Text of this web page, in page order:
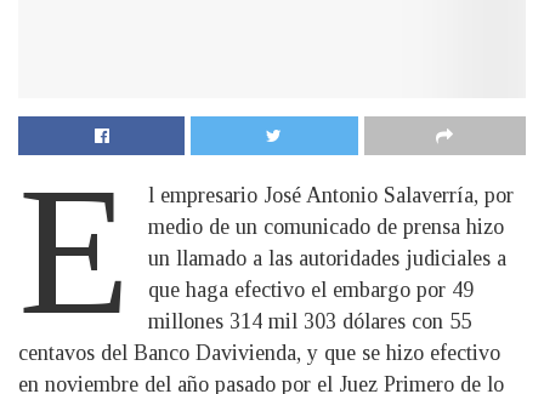
E
l empresario José Antonio Salaverría, por
medio de un comunicado de prensa hizo
un llamado a las autoridades judiciales a
que haga efectivo el embargo por 49
millones 314 mil 303 dólares con 55
centavos del Banco Davivienda, y que se hizo efectivo
en noviembre del año pasado por el Juez Primero de lo